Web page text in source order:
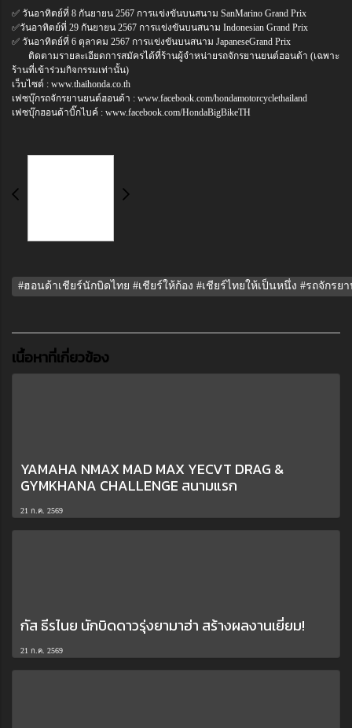
✅ วันอาทิตย์ที่ 8 กันยายน 2567 การแข่งขันบนสนาม SanMarino Grand Prix
✅วันอาทิตย์ที่ 29 กันยายน 2567 การแข่งขันบนสนาม Indonesian Grand Prix
✅ วันอาทิตย์ที่ 6 ตุลาคม 2567 การแข่งขันบนสนาม JapaneseGrand Prix
ติดตามรายละเอียดการสมัครได้ที่ร้านผู้จำหน่ายรถจักรยานยนต์ฮอนด้า (เฉพาะ
ร้านที่เข้าร่วมกิจกรรมเท่านั้น)
เว็บไซต์ : www.thaihonda.co.th
เฟซบุ๊กรถจักรยานยนต์ฮอนด้า : www.facebook.com/hondamotorcyclethailand
เฟซบุ๊กฮอนด้าบิ๊กไบค์ : www.facebook.com/HondaBigBikeTH
#ฮอนด้าเชียร์นักบิดไทย #เชียร์ให้ก้อง #เชียร์ไทยให้เป็นหนึ่ง #รถจักรย
เนื้อหาที่เกี่ยวข้อง
YAMAHA NMAX MAD MAX YECVT DRAG &
GYMKHANA CHALLENGE สนามแรก
21 ก.ค. 2569
กัส ธีรไนย นักบิดดาวรุ่งยามาฮ่า สร้างผลงานเยี่ยม!
21 ก.ค. 2569